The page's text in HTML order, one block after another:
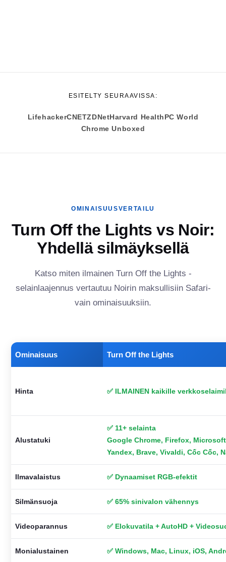
ESITELTY SEURAAVISSA:
LifehackerCNETZDNet Harvard Health PC World
Chrome Unboxed
OMINAISUUSVERTAILU
Turn Off the Lights vs Noir:
Yhdellä silmäyksellä
Katso miten ilmainen Turn Off the Lights -
selainlaajennus vertautuu Noirin maksullisiin Safari-
vain ominaisuuksiin.
Ominaisuus Turn Off the Lights
Hinta ✅ ILMAINEN kaikille
Alustatuki
✅ 11+ selainta
Google Chrome, Firefox,
Yandex, Brave, Vivaldi, Cốc Cốc,
Ilmavalaistus ✅ Dynaamiset RGB-efektit
Silmänsuoja ✅ 65% sinivalon vähennys
Videoparannus ✅ Elokuvatila + AutoHD +
Monialustainen ✅ Windows, Mac, Linux, iOS,